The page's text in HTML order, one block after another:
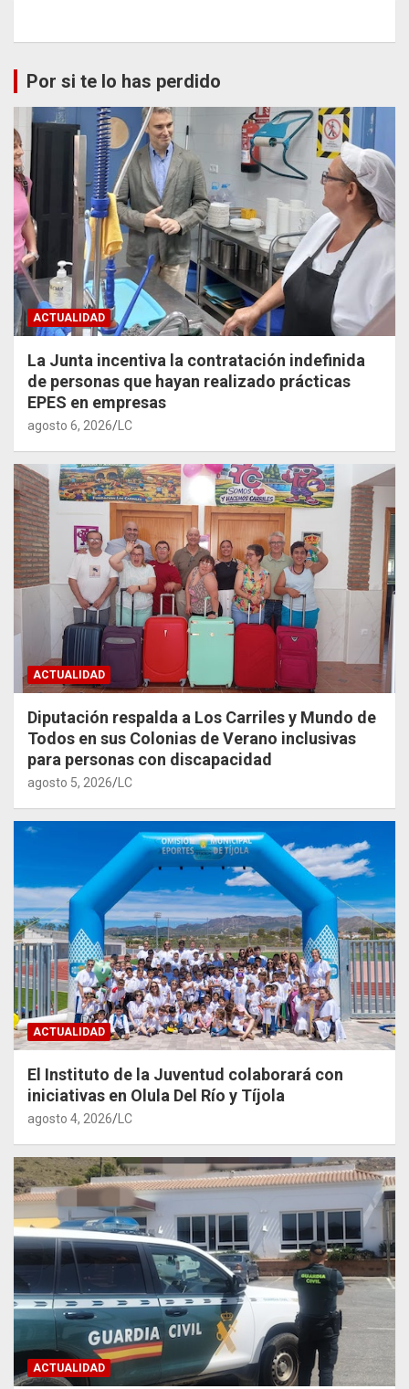
Por si te lo has perdido
ACTUALIDAD
La Junta incentiva la contratación indefinida
de personas que hayan realizado prácticas
EPES en empresas
agosto 6, 2026 LC
ACTUALIDAD
Diputación respalda a Los Carriles y Mundo de
Todos en sus Colonias de Verano inclusivas
para personas con discapacidad
agosto 5, 2026 LC
ACTUALIDAD
El Instituto de la Juventud colaborará con
iniciativas en Olula Del Río y Tíjola
agosto 4, 2026 LC
ACTUALIDAD